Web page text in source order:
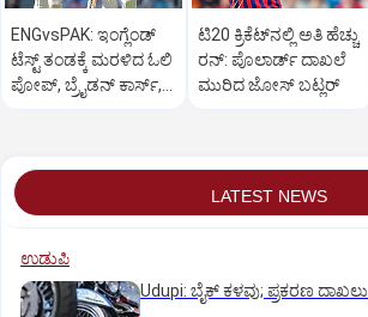
ENGvsPAK: ಇಂಗ್ಲೆಂಡ್‌
ಟೆಸ್ಟ್‌ ತಂಡಕ್ಕೆ ಮರಳಿದ ಓಲಿ
ಪೋಪ್, ಬ್ರೈಡನ್ ಕಾರ್ಸ್,
ಟಿ20 ಕ್ರಿಕೆಟ್‌ನಲ್ಲಿ ಅತಿ ಹೆಚ್ಚು
ರನ್: ಪೊಲಾರ್ಡ್ ದಾಖಲೆ
ಮುರಿದ ಜೋಸ್ ಬಟ್ಲರ್
LATEST NEWS
ಉಡುಪಿ
Udupi: ಬೈಕ್ ಕಳವು; ಪ್ರಕರಣ ದಾಖಲು